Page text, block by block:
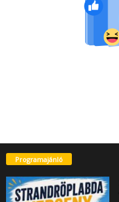
Programajánló